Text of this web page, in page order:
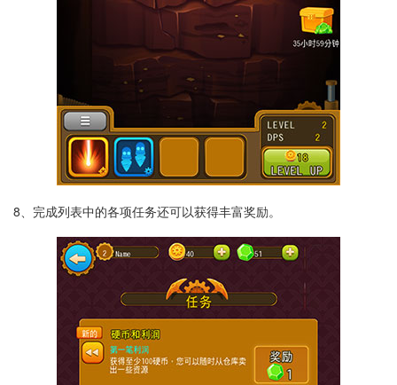
8、完成列表中的各项任务还可以获得丰富奖励。